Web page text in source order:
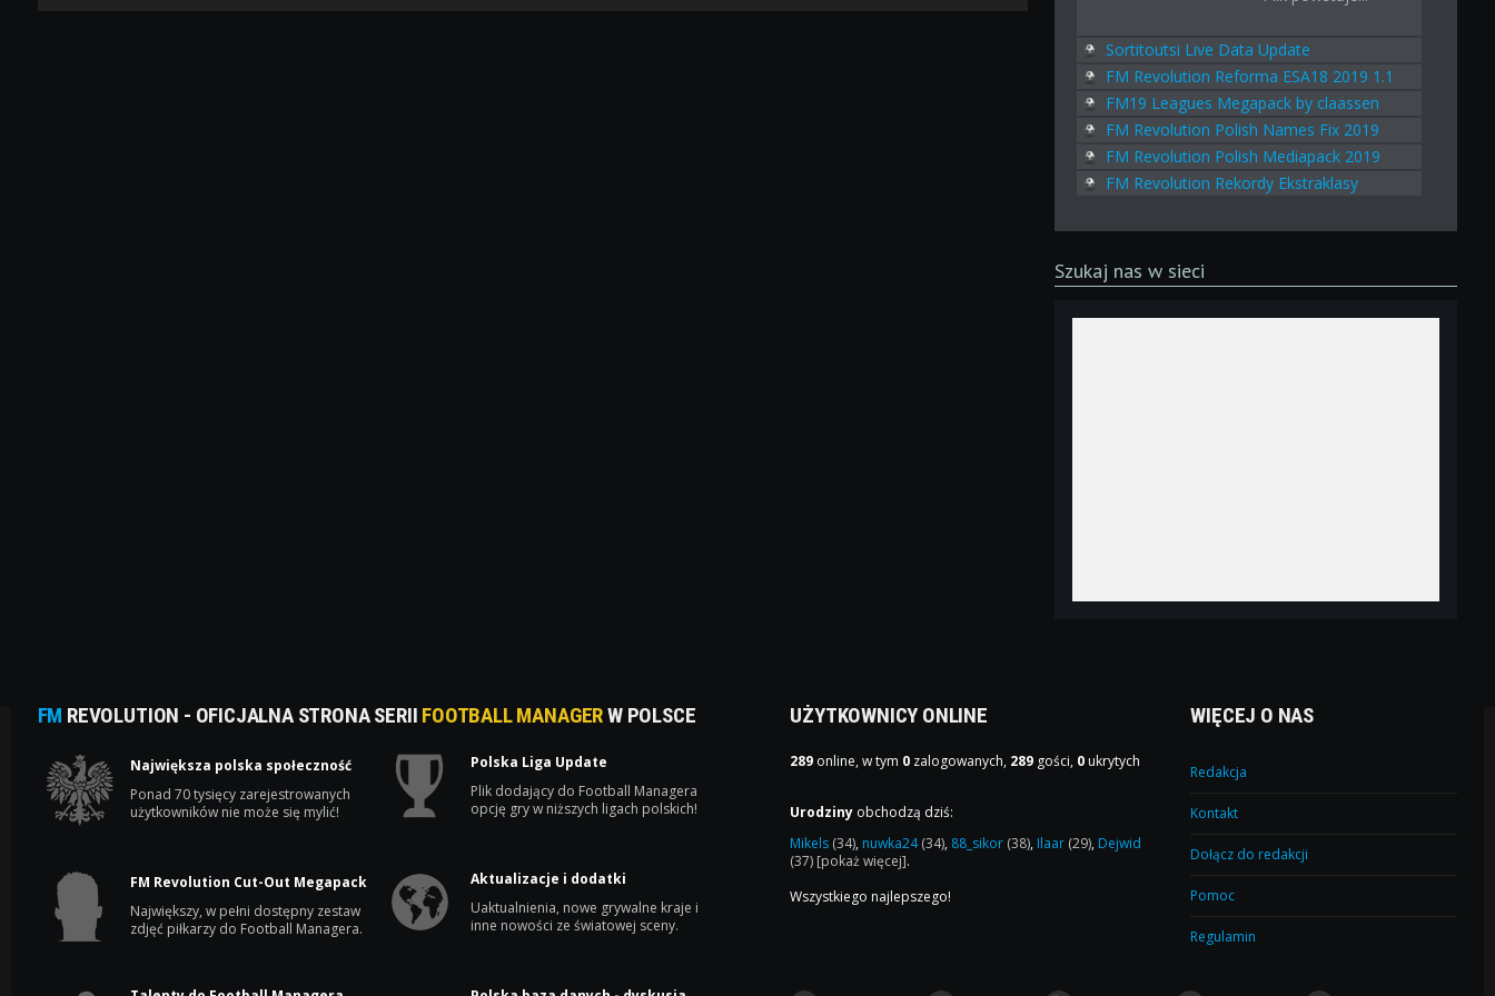
Sortitoutsi Live Data Update
FM Revolution Reforma ESA18 2019 1.1
FM19 Leagues Megapack by claassen
FM Revolution Polish Names Fix 2019
FM Revolution Polish Mediapack 2019
FM Revolution Rekordy Ekstraklasy
Szukaj nas w sieci
FM REVOLUTION - OFICJALNA STRONA SERII FOOTBALL MANAGERW POLSCE
Największa polska społeczność
Ponad 70 tysięcy zarejestrowanych
użytkowników nie może się mylić!
Polska Liga Update
Plik dodający do Football Managera
opcję gry w niższych ligach polskich!
FM Revolution Cut-Out Megapack
Największy, w pełni dostępny zestaw
zdjęć piłkarzy do Football Managera.
Aktualizacje i dodatki
Uaktualnienia, nowe grywalne kraje i
inne nowości ze światowej sceny.
UŻYTKOWNICY ONLINE
289 online, w tym 0 zalogowanych, 289 gości, 0 ukrytych
Urodziny obchodzą dziś:
Mikels (34), nuwka24(34), 88_sikor (38), Ilaar (29), Dejwid
(37) [pokaż więcej].
Wszystkiego najlepszego!
WIĘCEJ O NAS
Redakcja
Kontakt
Dołącz do redakcji
Pomoc
Regulamin